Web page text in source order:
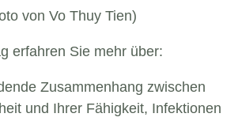
von Vo Thuy Tien)
erfahren Sie mehr über:
Zusammenhang zwischen
und Ihrer Fähigkeit, Infektionen